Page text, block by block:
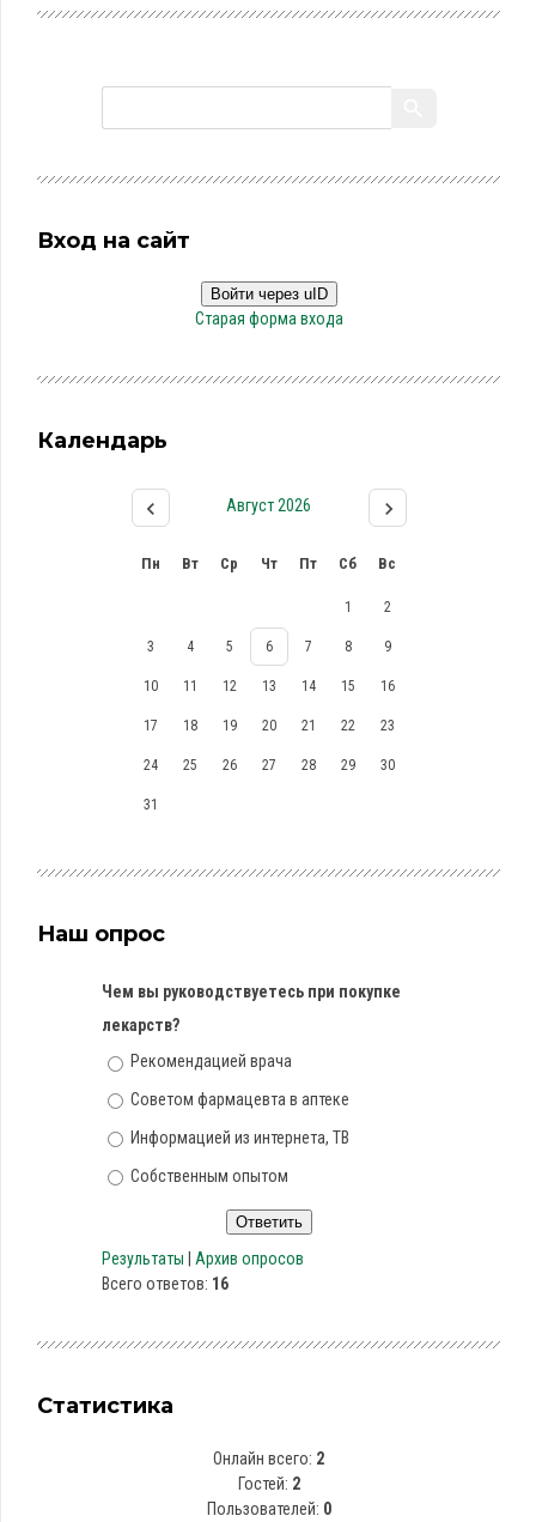
Вход на сайт
Войти через uID
Старая форма входа
Календарь
Август 2026
Пн Вт Ср Чт Пт Сб Вс
1 2
3 4 5 6 7 8 9
10 11 12 13 14 15 16
17 18 19 20 21 22 23
24 25 26 27 28 29 30
31
Наш опрос
Чем вы руководствуетесь при покупке
лекарств?
Рекомендацией врача
Советом фармацевта в аптеке
Информацией из интернета, ТВ
Собственным опытом
Результаты
Архив опросов
Всего ответов: 16
Статистика
Онлайн всего: 2
Гостей: 2
Пользователей: 0